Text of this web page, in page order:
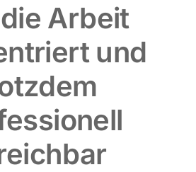
Jobs
Arbeit
und